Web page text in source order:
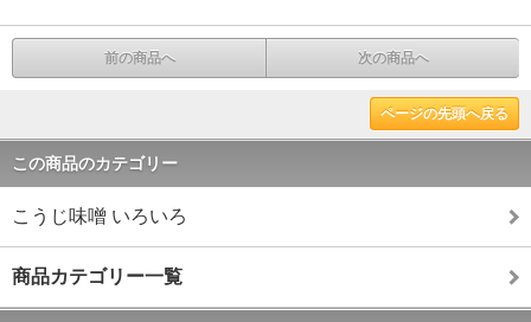
前の商品へ 次の商品へ
ページの先頭へ戻る
この商品のカテゴリー
こうじ味噌 いろいろ
商品カテゴリー一覧